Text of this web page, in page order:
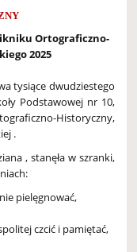
Ortograficzno-
2025
tysiące dwudziestego
Podstawowej nr 10,
Historyczny,
.
, stanęła w szranki,
pielęgnować,
czcić i pamiętać,